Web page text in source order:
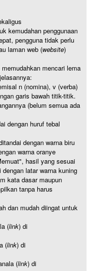
kemudahan penggunaan
pengguna tidak perlu
laman web (website)
mencari lema
n (nomina), v (verba)
garis bawah titik-titik.
(belum semua ada
dengan huruf tebal
dengan warna biru
warna oranye
hasil yang sesuai
latar warna kuning
kata dasar maupun
tanpa harus
dan mudah diingat untuk
(link) di
(link) di
(link) di